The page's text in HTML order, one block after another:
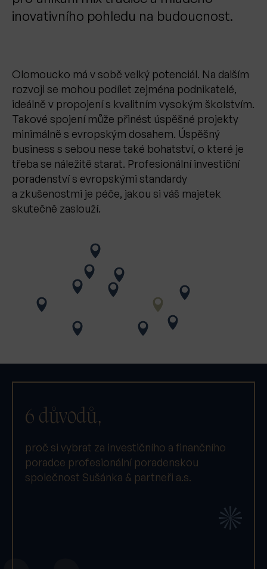
inovativního pohledu na budoucnost.
Olomoucko má v sobě velký potenciál. Na dalším
rozvoji se mohou podílet zejména podnikatelé,
ideálně v propojení s kvalitním vysokým školstvím.
Takové spojení může přinést úspěšné projekty
minimálně s evropským dosahem. Úspěšný
business s sebou nese také bohatství, o které je
třeba se náležitě starat. Profesionální investiční
poradenství s evropskými standardy
a zkušenostmi je péče, jakou si váš majetek
skutečně zaslouží.
6 důvodů,
proč si vybrat za investičního a finančního
poradce profesionální poradenskou
společnost Sušánka & partneři a.s.